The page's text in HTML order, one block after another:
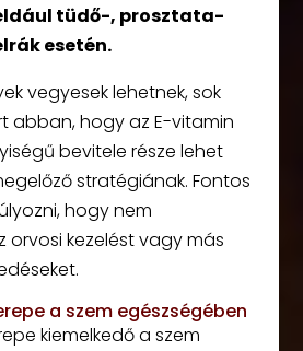
tüdő-, prosztata-
esetén.
vegyesek lehetnek, sok
abban, hogy az E-vitamin
bevitele része lehet
stratégiának. Fontos
hogy nem
orvosi kezelést vagy más
a szem egészségében
kiemelkedő a szem